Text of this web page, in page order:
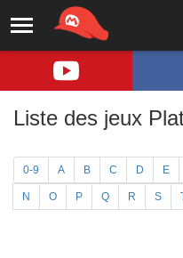
Liste des jeux
0-9 A B C D E
N O P Q R S